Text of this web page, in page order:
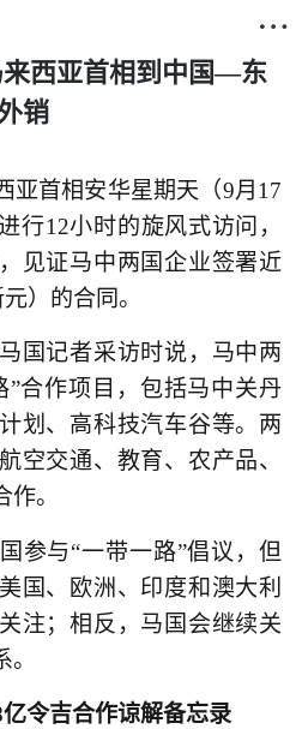

来西亚首相到中国—东
销
亚首相安华星期天（9月17
行12小时的旋风式访问，
见证马中两国企业签署近
）的合同。
国记者采访时说，马中两
”合作项目，包括马中关丹
划、高科技汽车谷等。两
空交通、教育、农产品、
。
参与“一带一路”倡议，但
国、欧洲、印度和澳大利
注；相反，马国会继续关
令吉合作谅解备忘录